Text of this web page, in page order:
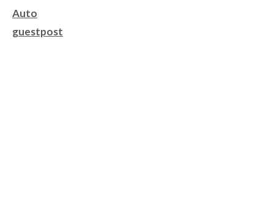
Categorie
Auto
Tag
guestpost